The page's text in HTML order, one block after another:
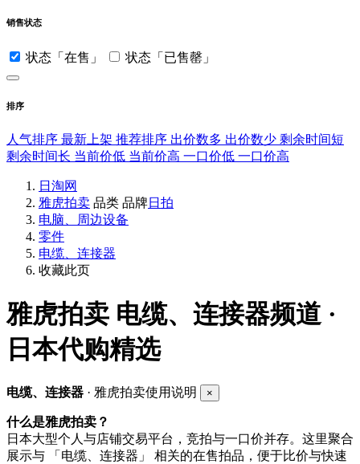
销售状态
状态「在售」 状态「已售罄」
排序
人气排序 最新上架 推荐排序 出价数多 出价数少 剩余时间短
剩余时间长 当前价低 当前价高 一口价低 一口价高
日淘网
雅虎拍卖 品类 品牌日拍
电脑、周边设备
零件
电缆、连接器
收藏此页
雅虎拍卖 电缆、连接器频道 ·
日本代购精选
电缆、连接器 · 雅虎拍卖使用说明 ×
什么是雅虎拍卖？
日本大型个人与店铺交易平台，竞拍与一口价并存。这里聚合
展示与 「电缆、连接器」 相关的在售拍品，便于比价与快速